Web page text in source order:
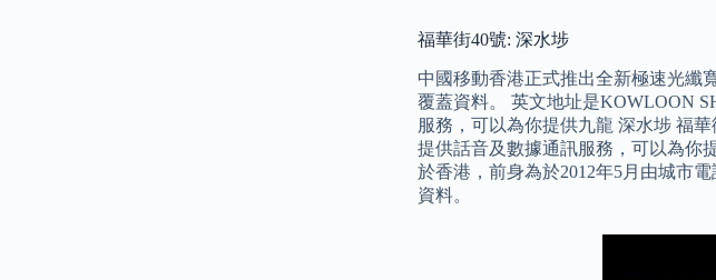
福華街40號: 深水埗
中國移動香港正式推出全新極速光纖
覆蓋資料。 英文地址是KOWLOON
服務，可以為你提供九龍 深水埗 福
提供話音及數據通訊服務，可以為你
於香港，前身為於2012年5月由城市
資料。